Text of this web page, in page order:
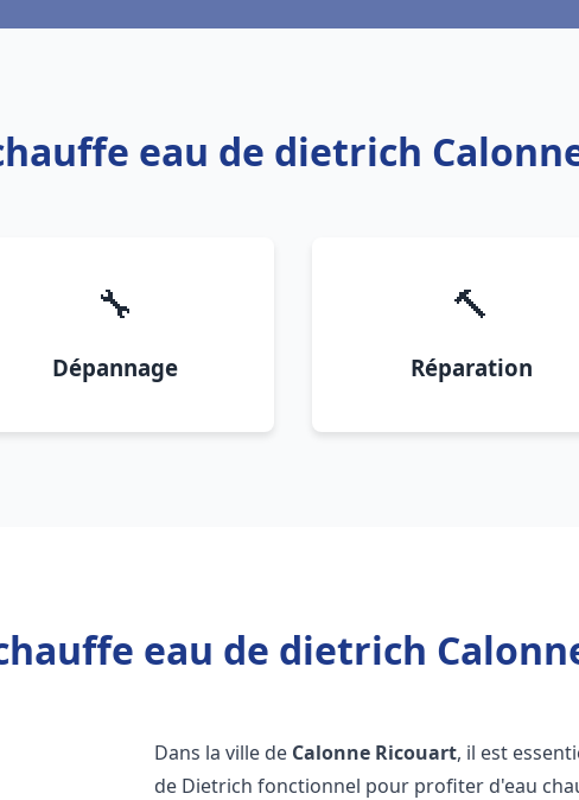
eau de dietrich
🔧
Dépannage
🔨
Réparation
eau de dietrich
Dans la ville de Calonne Ricouart, il est
de Dietrich fonctionnel pour profiter d'eau